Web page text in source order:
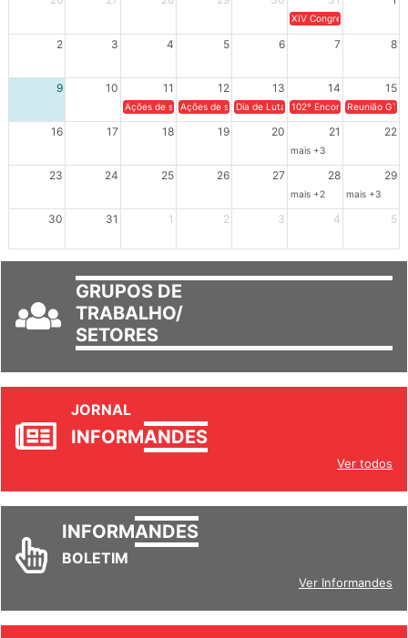
XIV Congresso Brasileiro
2 3 4 5 6 7 8
9 10 11 12 13 14 15
Ações de solidariedade a Cuba no Rio Grande do Sul - 100
Ações de solidariedade a Cuba no Rio Grande do
Dia de Luta em Defesa de Cuba e da
102º Encontro da
Reunião
16 17 18 19 20 21 22
mais +3
23 24 25 26 27 28 29
mais +2 mais +3
30 31 1 2 3 4 5
GRUPOS DE
TRABALHO/
SETORES
JORNAL
INFORMANDES
Ver todos
INFORMANDES
BOLETIM
Ver Informandes